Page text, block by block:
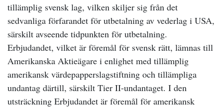
tillämplig svensk lag, vilken skiljer sig från det
sedvanliga förfarandet för utbetalning av vederlag i USA,
särskilt avseende tidpunkten för utbetalning.
Erbjudandet, vilket är föremål för svensk rätt, lämnas till
Amerikanska Aktieägare i enlighet med tillämplig
amerikansk värdepapperslagstiftning och tillämpliga
undantag därtill, särskilt Tier II-undantaget. I den
utsträckning Erbjudandet är föremål för amerikansk